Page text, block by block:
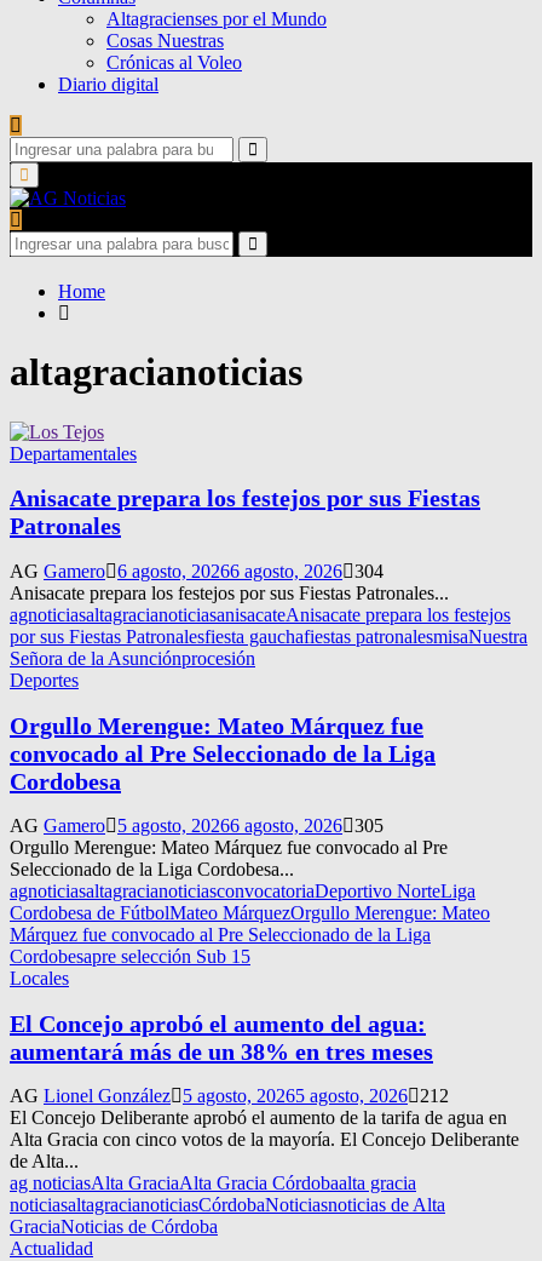
Altagracienses por el Mundo
Cosas Nuestras
Crónicas al Voleo
Diario digital
Search
for:
Search
Primary
Menu
Search
for:
Search
Home
altagracianoticias
Departamentales
Anisacate prepara los festejos por sus Fiestas
Patronales
AG Gamero 6 agosto, 20266 agosto, 2026 304
Anisacate prepara los festejos por sus Fiestas Patronales...
agnoticiasaltagracianoticiasanisacateAnisacate prepara los festejos
por sus Fiestas Patronalesfiesta gauchafiestas patronalesmisaNuestra
Señora de la Asunciónprocesión
Deportes
Orgullo Merengue: Mateo Márquez fue
convocado al Pre Seleccionado de la Liga
Cordobesa
AG Gamero 5 agosto, 20266 agosto, 2026 305
Orgullo Merengue: Mateo Márquez fue convocado al Pre
Seleccionado de la Liga Cordobesa...
agnoticiasaltagracianoticiasconvocatoriaDeportivo NorteLiga
Cordobesa de FútbolMateo MárquezOrgullo Merengue: Mateo
Márquez fue convocado al Pre Seleccionado de la Liga
Cordobesapre selección Sub 15
Locales
El Concejo aprobó el aumento del agua:
aumentará más de un 38% en tres meses
AG Lionel González 5 agosto, 20265 agosto, 2026
212
El Concejo Deliberante aprobó el aumento de la tarifa de agua en
Alta Gracia con cinco votos de la mayoría. El Concejo Deliberante
de Alta...
ag noticiasAlta GraciaAlta Gracia Córdobaalta gracia
noticiasaltagracianoticiasCórdobaNoticiasnoticias de Alta
GraciaNoticias de Córdoba
Actualidad